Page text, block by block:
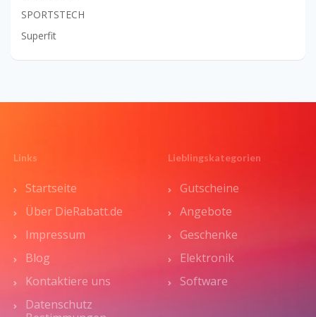
SPORTSTECH
Superfit
Links
Startseite
Über DieRabatt.de
Impressum
Blog
Kontaktiere uns
Datenschutz
Lieblingskategorien
Gutscheine
Angebote
Geschenke
Elektronik
Software